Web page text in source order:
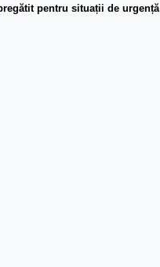
pentru situații de urgență